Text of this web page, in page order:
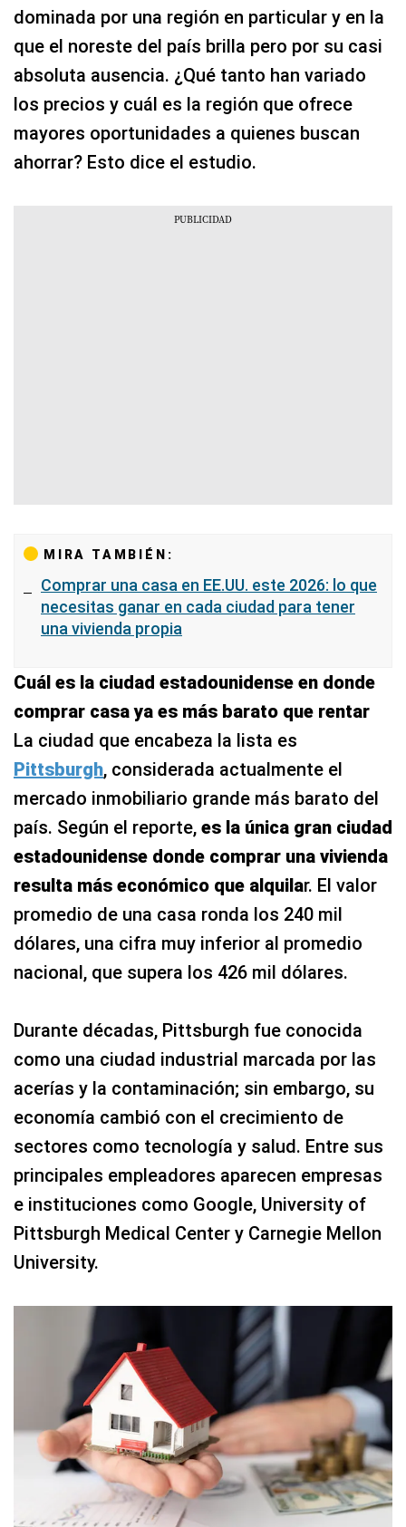
dominada por una región en particular y en la
que el noreste del país brilla pero por su casi
absoluta ausencia. ¿Qué tanto han variado
los precios y cuál es la región que ofrece
mayores oportunidades a quienes buscan
ahorrar? Esto dice el estudio.
MIRA TAMBIÉN:
Comprar una casa en EE.UU. este 2026: lo que
necesitas ganar en cada ciudad para tener
una vivienda propia
Cuál es la ciudad estadounidense en donde
comprar casa ya es más barato que rentar
La ciudad que encabeza la lista es
Pittsburgh, considerada actualmente el
mercado inmobiliario grande más barato del
país. Según el reporte, es la única gran ciudad
estadounidense donde comprar una vivienda
resulta más económico que alquilar. El valor
promedio de una casa ronda los 240 mil
dólares, una cifra muy inferior al promedio
nacional, que supera los 426 mil dólares.
Durante décadas, Pittsburgh fue conocida
como una ciudad industrial marcada por las
acerías y la contaminación; sin embargo, su
economía cambió con el crecimiento de
sectores como tecnología y salud. Entre sus
principales empleadores aparecen empresas
e instituciones como Google, University of
Pittsburgh Medical Center y Carnegie Mellon
University.